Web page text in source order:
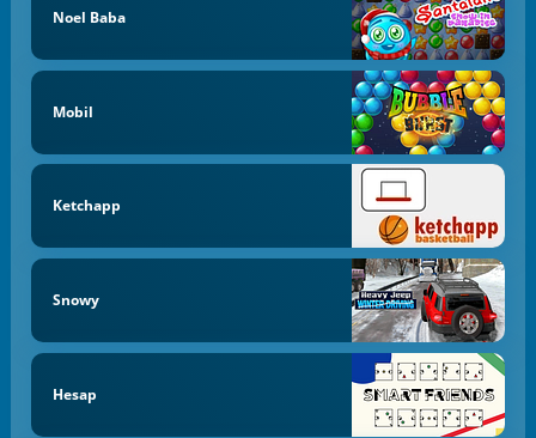
Noel Baba
Mobil
Ketchapp
Snowy
Hesap